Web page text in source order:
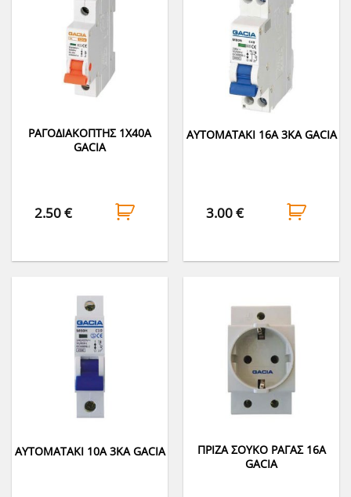
ΡΑΓΟΔΙΑΚΟΠΤΗΣ 1Χ40Α
GACIA
2.50€
ΑΥΤΟΜΑΤΑΚΙ 16A 3KA GACIA
3.00€
ΑΥΤΟΜΑΤΑΚΙ 10A 3KA GACIA
ΠΡΙΖΑ ΣΟΥΚΟ ΡΑΓΑΣ 16Α
GACIA